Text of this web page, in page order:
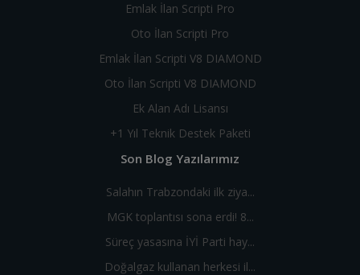
Emlak İlan Scripti Pro
Oto İlan Scripti Pro
Emlak İlan Scripti V8 DIAMOND
Oto İlan Scripti V8 DIAMOND
Ek Alan Adı Lisansı
+1 Yıl Teknik Destek Paketi
Son Blog Yazılarımız
Salahın Trabzondaki ilk ziya...
MGK toplantısı sona erdi! 8...
Süreç yasasına İYİ Parti hay...
Doğalgaz kullanan herkesi il...